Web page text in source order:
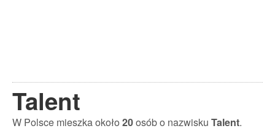
Talent
W Polsce mieszka około20osób o nazwisku Talent.